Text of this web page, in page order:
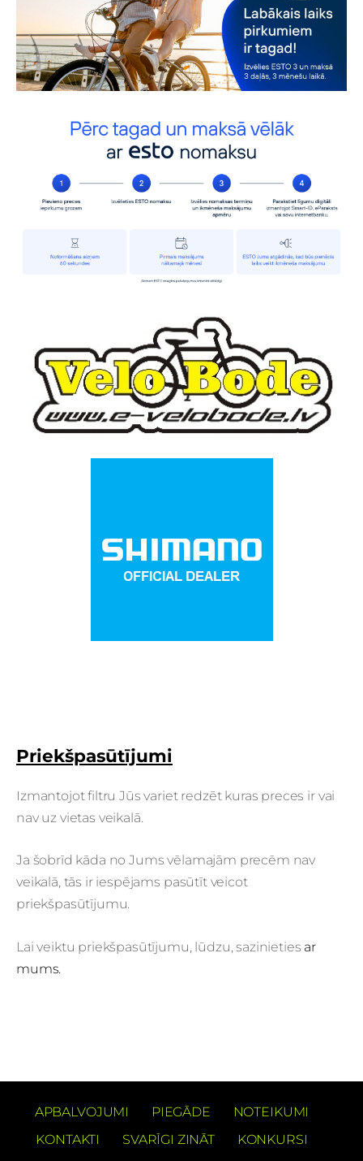
Priekšpasūtījumi
Izmantojot filtru Jūs variet redzēt kuras preces ir vai
nav uz vietas veikalā.
Ja šobrīd kāda no Jums vēlamajām precēm nav
veikalā, tās ir iespējams pasūtīt veicot
priekšpasūtījumu.
Lai veiktu priekšpasūtījumu, lūdzu, sazinieties ar
mums.
APBALVOJUMI PIEGĀDE
NOTEIKUMI
KONTAKTI
SVARĪGI ZINĀT
KONKURSI